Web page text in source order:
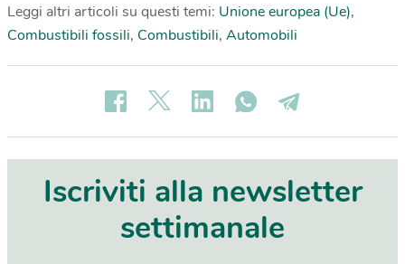
Leggi altri articoli su questi temi: Unione europea (Ue),
Combustibili fossili, Combustibili, Automobili
Iscriviti alla newsletter
settimanale